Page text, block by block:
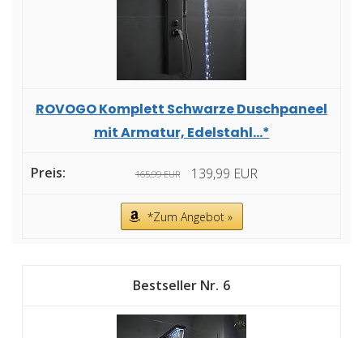
ROVOGO Komplett Schwarze Duschpaneel
mit Armatur, Edelstahl...*
165,99 EUR 139,99 EUR
*Zum Angebot »
6